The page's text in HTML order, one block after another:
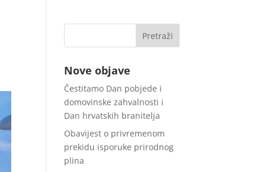
Nove objave
Čestitamo Dan pobjede i
domovinske zahvalnosti i
Dan hrvatskih branitelja
Obavijest o privremenom
prekidu isporuke prirodnog
plina